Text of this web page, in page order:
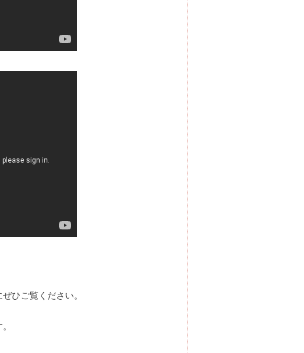
ひご覧ください。